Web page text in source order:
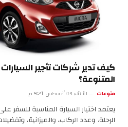
كيف تدير شركات تأجير
المتنوعة؟
منوعات الثلاثاء 04 أغسطس 9:21 م
يعتمد اختيار السيارة المناسبة للسفر
الرحلة، وعدد الركاب، والميزانية،